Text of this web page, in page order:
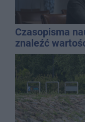
Czasopisma
znaleźć